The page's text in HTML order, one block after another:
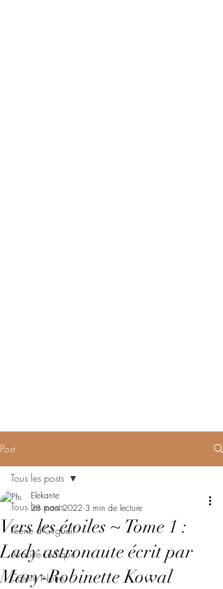
Post
Tous les posts
Féerie d'Orgueil
Avarice Ludique
Colère Noire
Tous les posts
Vers les étoiles ~ Tome 1 :
Lady astronaute écrit par
Mary-Robinette Kowal
Elekante
28 mars 2022 3 min de lecture